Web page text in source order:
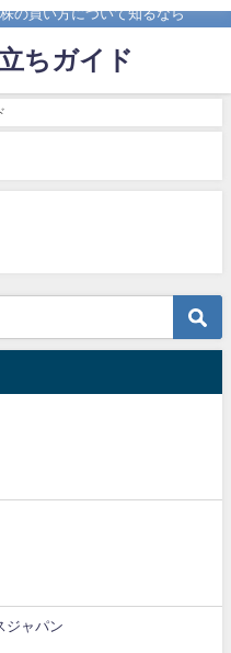
の買い方について知るなら
ちガイド
ジャパン